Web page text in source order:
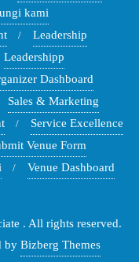
kami
Leadership
Leadershipp
Dashboard
Sales & Marketing
Service Excellence
Venue Form
Venue Dashboard
. All rights reserved.
by Bizberg Themes